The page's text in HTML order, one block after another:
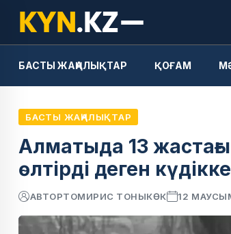
БАСТЫ ЖАҢАЛЫҚТАР ҚОҒАМ
БАСТЫ ЖАҢАЛЫҚТАР
Алматыда 13
өлтірді деген күдікке
АВТОРТОМИРИС ТОНЫКӨК 12